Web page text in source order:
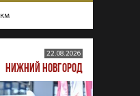
км
22.08.2026
НИЖНИЙ НОВГОРОД